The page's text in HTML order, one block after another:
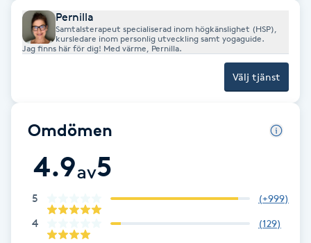
Gruppträning
Hatha Yoga
Headspa
Healing
Pernilla
Samtalsterapeut specialiserad inom högkänslighet (HSP),
kursledare inom personlig utveckling samt yogaguide.
Jag finns här för dig! Med värme, Pernilla.
Välj tjänst
Omdömen
4.9av5
5 (+999)
4 (129)